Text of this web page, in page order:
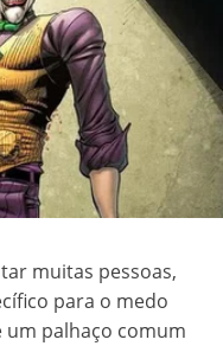
muitas pessoas,
para o medo
um palhaço comum